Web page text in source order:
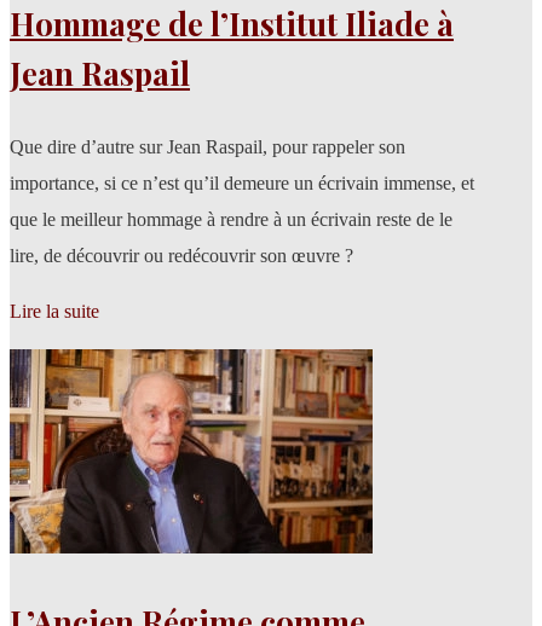
Hommage de l’Institut Iliade à
Jean Raspail
Que dire d’autre sur Jean Raspail, pour rappeler son
importance, si ce n’est qu’il demeure un écrivain immense, et
que le meilleur hommage à rendre à un écrivain reste de le
lire, de découvrir ou redécouvrir son œuvre ?
Lire la suite